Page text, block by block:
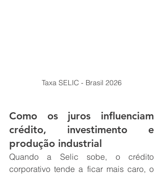
Taxa SELIC - Brasil 2026
Como os juros influenciam
crédito, investimento e
produção industrial
Quando a Selic sobe, o crédito
corporativo tende a ficar mais caro, o